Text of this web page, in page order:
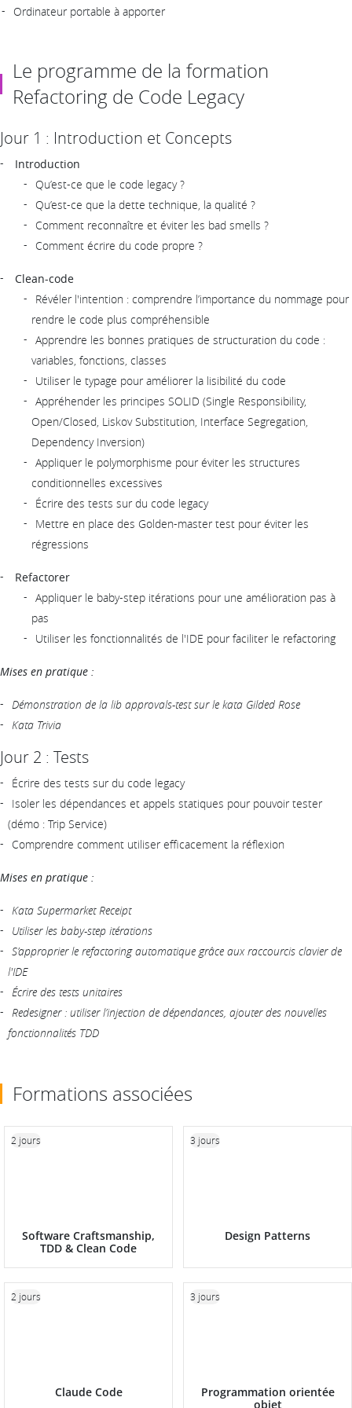
Ordinateur portable à apporter
Le programme de la formation
Refactoring de Code Legacy
Jour 1 : Introduction et Concepts
Introduction
Qu’est-ce que le code legacy ?
Qu’est-ce que la dette technique, la qualité ?
Comment reconnaître et éviter les bad smells ?
Comment écrire du code propre ?
Clean-code
Révéler l'intention : comprendre l’importance du nommage pour
rendre le code plus compréhensible
Apprendre les bonnes pratiques de structuration du code :
variables, fonctions, classes
Utiliser le typage pour améliorer la lisibilité du code
Appréhender les principes SOLID (Single Responsibility,
Open/Closed, Liskov Substitution, Interface Segregation,
Dependency Inversion)
Appliquer le polymorphisme pour éviter les structures
conditionnelles excessives
Écrire des tests sur du code legacy
Mettre en place des Golden-master test pour éviter les
régressions
Refactorer
Appliquer le baby-step itérations pour une amélioration pas à
pas
Utiliser les fonctionnalités de l'IDE pour faciliter le refactoring
Mises en pratique :
Démonstration de la lib approvals-test sur le kata Gilded Rose
Kata Trivia
Jour 2 : Tests
Écrire des tests sur du code legacy
Isoler les dépendances et appels statiques pour pouvoir tester
(démo : Trip Service)
Comprendre comment utiliser efficacement la réflexion
Mises en pratique :
Kata Supermarket Receipt
Utiliser les baby-step itérations
S’approprier le refactoring automatique grâce aux raccourcis clavier de
l'IDE
Écrire des tests unitaires
Redesigner : utiliser l’injection de dépendances, ajouter des nouvelles
fonctionnalités TDD
Formations associées
Software Craftsmanship,
TDD & Clean Code
2 jours
Design Patterns
3 jours
Claude Code
2 jours
Programmation orientée
objet
3 jours